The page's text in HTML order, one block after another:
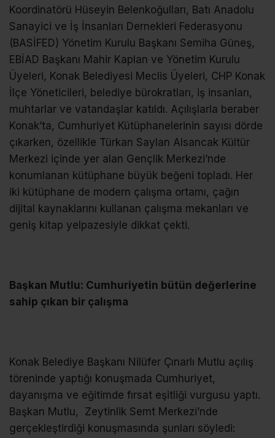
Koordinatörü Hüseyin Belenkoğulları, Batı Anadolu
Sanayici ve İş İnsanları Dernekleri Federasyonu
(BASİFED) Yönetim Kurulu Başkanı Semiha Güneş,
EBİAD Başkanı Mahir Kaplan ve Yönetim Kurulu
Üyeleri, Konak Belediyesi Meclis Üyeleri, CHP Konak
İlçe Yöneticileri, belediye bürokratları, iş insanları,
muhtarlar ve vatandaşlar katıldı. Açılışlarla beraber
Konak’ta, Cumhuriyet Kütüphanelerinin sayısı dörde
çıkarken, özellikle Türkan Saylan Alsancak Kültür
Merkezi içinde yer alan Gençlik Merkezi’nde
konumlanan kütüphane büyük beğeni topladı. Her
iki kütüphane de modern çalışma ortamı, çağın
dijital kaynaklarını kullanan çalışma mekanları ve
geniş kitap yelpazesiyle dikkat çekti.
Başkan Mutlu: Cumhuriyetin bütün değerlerine
sahip çıkan bir çalışma
Konak Belediye Başkanı Nilüfer Çınarlı Mutlu açılış
töreninde yaptığı konuşmada Cumhuriyet,
dayanışma ve eğitimde fırsat eşitliği vurgusu yaptı.
Başkan Mutlu, Zeytinlik Semt Merkezi’nde
gerçekleştirdiği konuşmasında şunları söyledi: